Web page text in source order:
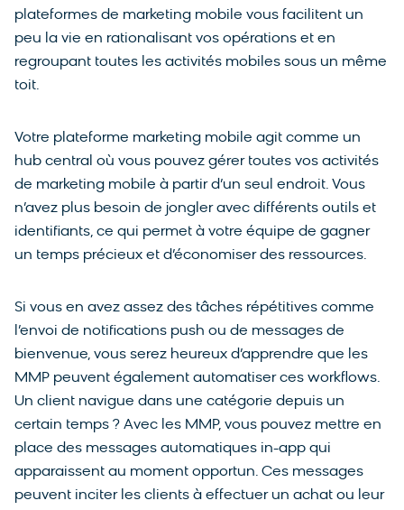
plateformes de marketing mobile vous facilitent un
peu la vie en rationalisant vos opérations et en
regroupant toutes les activités mobiles sous un même
toit.
Votre plateforme marketing mobile agit comme un
hub central où vous pouvez gérer toutes vos activités
de marketing mobile à partir d’un seul endroit. Vous
n’avez plus besoin de jongler avec différents outils et
identifiants, ce qui permet à votre équipe de gagner
un temps précieux et d’économiser des ressources.
Si vous en avez assez des tâches répétitives comme
l’envoi de notifications push ou de messages de
bienvenue, vous serez heureux d’apprendre que les
MMP peuvent également automatiser ces workflows.
Un client navigue dans une catégorie depuis un
certain temps ? Avec les MMP, vous pouvez mettre en
place des messages automatiques in-app qui
apparaissent au moment opportun. Ces messages
peuvent inciter les clients à effectuer un achat ou leur